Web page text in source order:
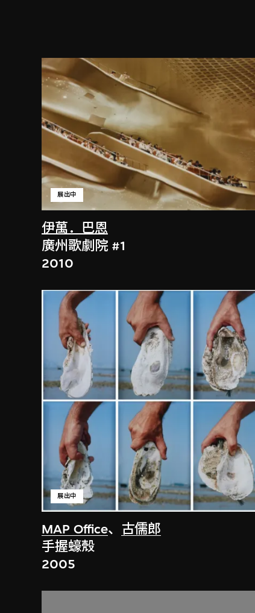
伊萬．巴恩
展出中
廣州歌劇院 #1
2010
MAP Office、 古儒郎
展出中
手握蠔殼
2005